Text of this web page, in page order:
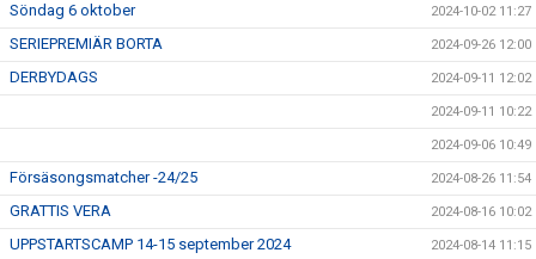
Söndag 6 oktober 2024-10-02 11:27
SERIEPREMIÄR BORTA 2024-09-26 12:00
DERBYDAGS 2024-09-11 12:02
2024-09-11 10:22
2024-09-06 10:49
Försäsongsmatcher -24/25 2024-08-26 11:54
GRATTIS VERA 2024-08-16 10:02
UPPSTARTSCAMP 14-15 september 2024 2024-08-14 11:15